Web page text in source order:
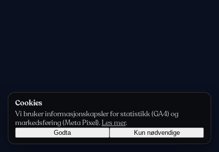
Personvern
Cookies
Vi bruker informasjonskapsler for statistikk (GA4) og
markedsføring (Meta Pixel). Les mer.
Godta Kun nødvendige